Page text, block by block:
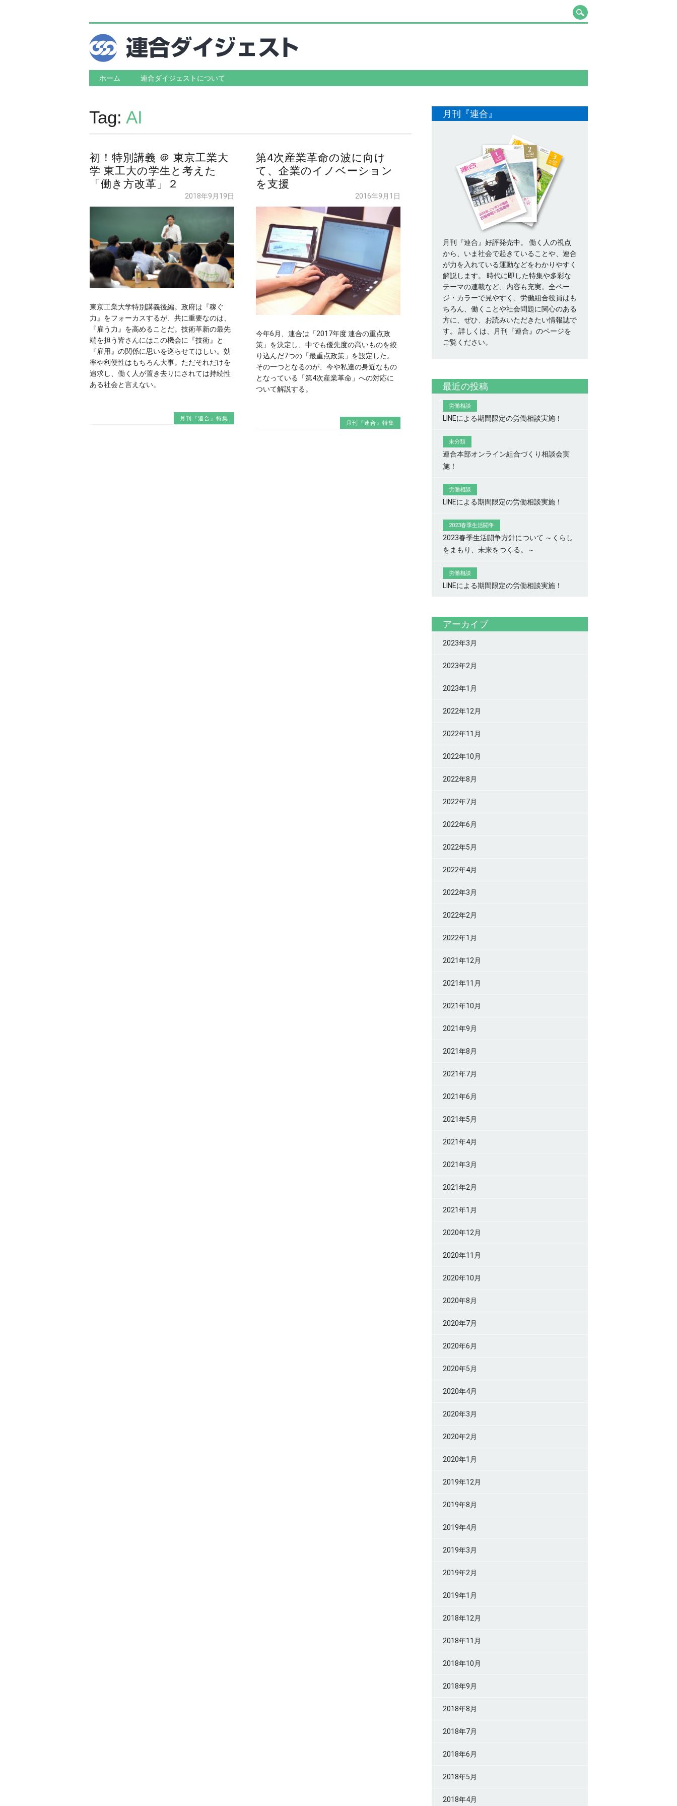
Main menu
Skip to content
ホーム 連合ダイジェストについて
Tag: AI
初！特別講義 ＠ 東京工業大
学 東工大の学生と考えた
「働き方改革」２
2018年9月19日
東京工業大学特別講義後編。政府は『稼ぐ
力』をフォーカスするが、共に重要なのは、
『雇う力』を高めることだ。技術革新の最先
端を担う皆さんにはこの機会に『技術』と
『雇用』の関係に思いを巡らせてほしい。効
率や利便性はもちろん大事。ただそれだけを
追求し、働く人が置き去りにされては持続性
ある社会と言えない。
月刊『連合』特集
第4次産業革命の波に向け
て、企業のイノベーション
を支援
2016年9月1日
今年6月、連合は「2017年度 連合の重点政
策」を決定し、中でも優先度の高いものを絞
り込んだ7つの「最重点政策」を設定した。
その一つとなるのが、今や私達の身近なもの
となっている「第4次産業革命」への対応に
ついて解説する。
月刊『連合』特集
月刊『連合』
月刊『連合』好評発売中。 働く人の視点
から、いま社会で起きていることや、連合
が力を入れている運動などをわかりやすく
解説します。 時代に即した特集や多彩な
テーマの連載など、内容も充実。全ペー
ジ・カラーで見やすく、労働組合役員はも
ちろん、働くことや社会問題に関心のある
方に、ぜひ、お読みいただきたい情報誌で
す。 詳しくは、月刊『連合』のページを
ご覧ください。
最近の投稿
労働相談
LINEによる期間限定の労働相談実施！
未分類
連合本部オンライン組合づくり相談会実
施！
労働相談
LINEによる期間限定の労働相談実施！
2023春季生活闘争
2023春季生活闘争方針について ～くらし
をまもり、未来をつくる。～
労働相談
LINEによる期間限定の労働相談実施！
アーカイブ
2023年3月
2023年2月
2023年1月
2022年12月
2022年11月
2022年10月
2022年8月
2022年7月
2022年6月
2022年5月
2022年4月
2022年3月
2022年2月
2022年1月
2021年12月
2021年11月
2021年10月
2021年9月
2021年8月
2021年7月
2021年6月
2021年5月
2021年4月
2021年3月
2021年2月
2021年1月
2020年12月
2020年11月
2020年10月
2020年8月
2020年7月
2020年6月
2020年5月
2020年4月
2020年3月
2020年2月
2020年1月
2019年12月
2019年8月
2019年4月
2019年3月
2019年2月
2019年1月
2018年12月
2018年11月
2018年10月
2018年9月
2018年8月
2018年7月
2018年6月
2018年5月
2018年4月